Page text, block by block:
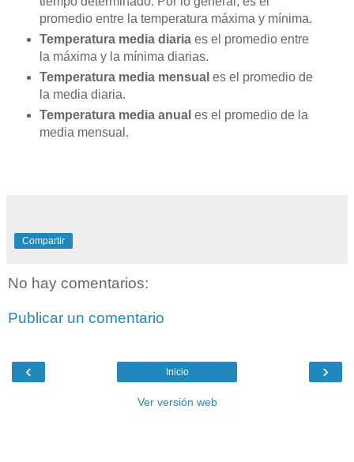
promedio entre la temperatura máxima y mínima.
Temperatura media diariaes el promedio entre
la máxima y la mínima diarias.
Temperatura media mensual es el promedio de
la media diaria.
Temperatura media anual es el promedio de la
media mensual.
Compartir
No hay comentarios:
Publicar un comentario
‹ ›
Inicio
Ver versión web